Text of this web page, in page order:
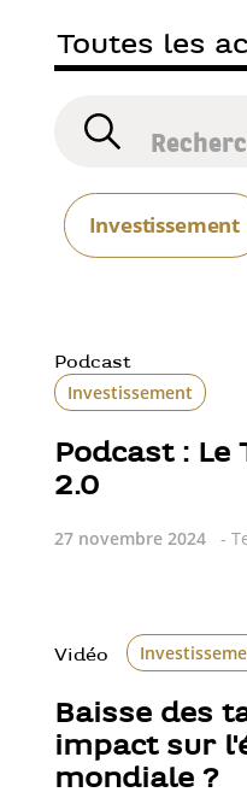
Investissement
Podcast
Investissement
Podcast : Le
2.0
27 novembre 2024 -
Vidéo
Baisse des
impact sur
mondiale ?